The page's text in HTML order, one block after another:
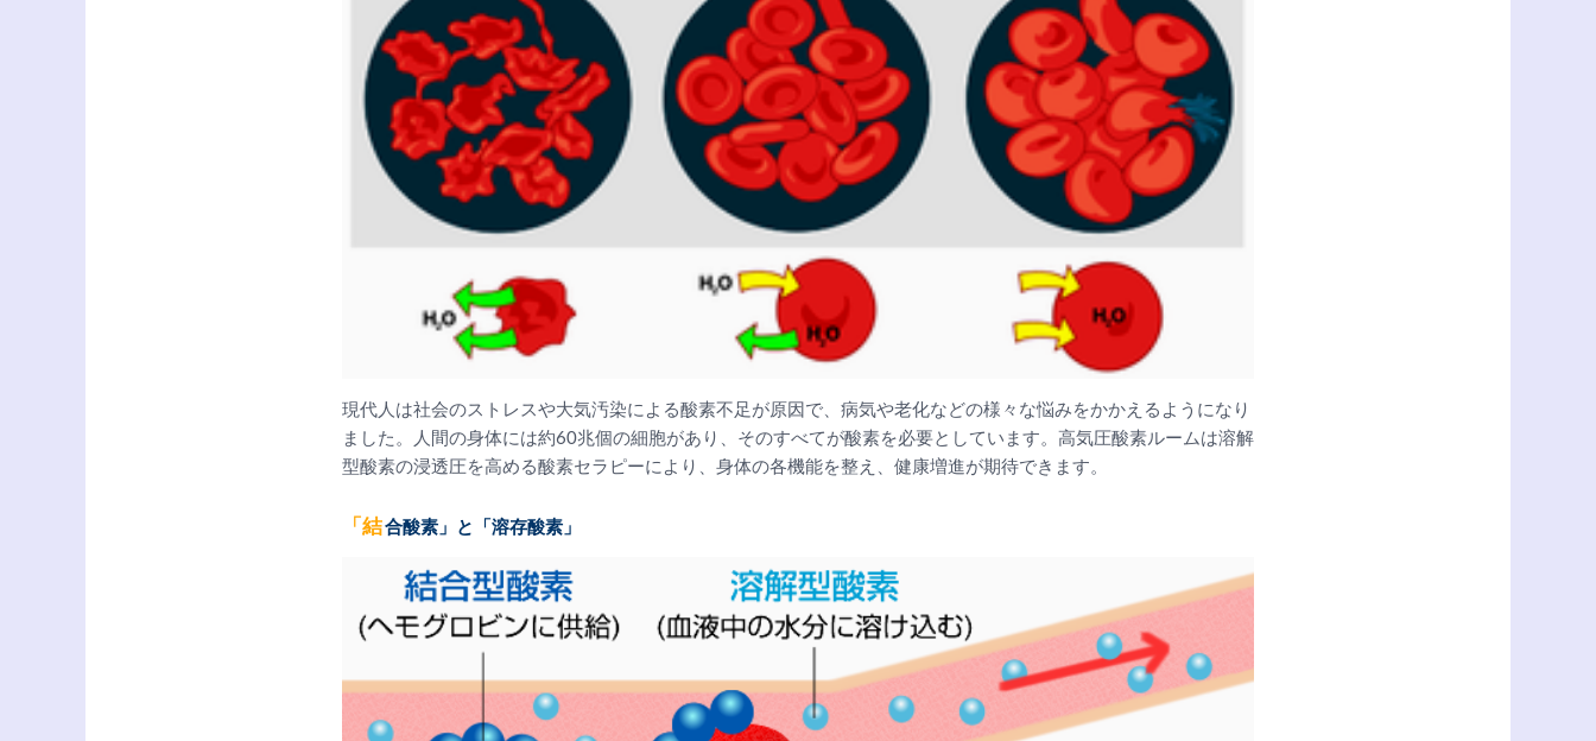
現代人は社会のストレスや大気汚染による酸素不足が原因で、病気や老化などの様々な悩みをかかえるようになり
ました。人間の身体には約60兆個の細胞があり、そのすべてが酸素を必要としています。高気圧酸素ルームは溶解
型酸素の浸透圧を高める酸素セラピーにより、身体の各機能を整え、健康増進が期待できます。
「結合酸素」と「溶存酸素」